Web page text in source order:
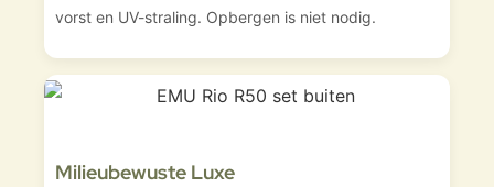
vorst en UV-straling. Opbergen is niet nodig.
Milieubewuste Luxe